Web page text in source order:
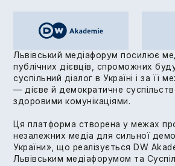
Львівський медіафорум посилює
публічних дієвців, спроможних
суспільний діалог в Україні і за її
— дієве й демократичне
здоровими комунікаціями.
Ця платформа створена у межах
незалежних медіа для сильної
України», що реалізується DW
Львівським медіафорумом та